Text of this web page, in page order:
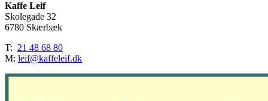
Kaffe Leif
Skolegade 32
6780 Skærbæk
T: 21 48 68 80
M: leif@kaffeleif.dk